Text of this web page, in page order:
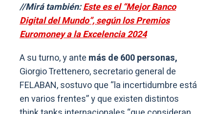
//Mirá también:Este es el “Mejor Banco
Digital del Mundo”, según los Premios
Euromoney a la Excelencia 2024
A su turno, y ante más de 600 personas,
Giorgio Trettenero, secretario general de
FELABAN, sostuvo que “la incertidumbre está
en varios frentes” y que existen distintos